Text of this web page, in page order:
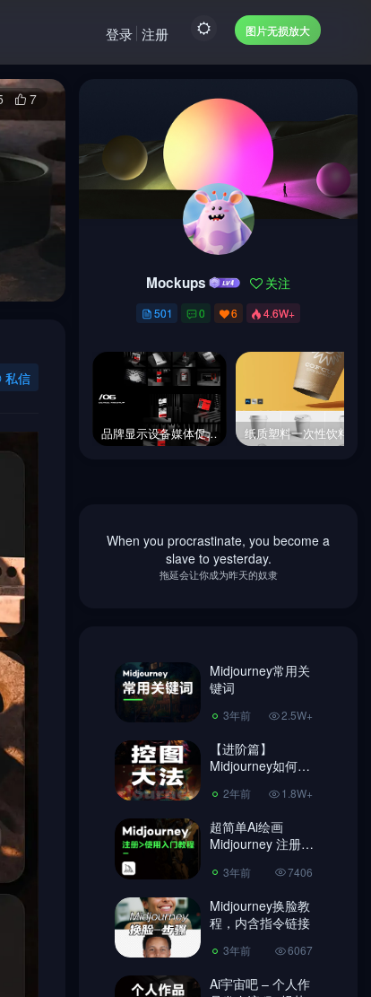
图片无损放大
登录 注册
7
私信
Mockups 关注
501 0 6 4.6W+
品牌显示设备媒体促销文具模型VI展示样机贴图psd设计素材模版Mockup
Midjourney常用关
键词
图，做到收放自
如！2年前 1.8W+
超简单Ai绘画
Midjourney 注册教
程、使用教程!
3年前
Midjourney换脸教
程，内含指令链接
3年前
Ai宇宙吧 – 个人作
品发布流程&规范
【必读】
3年前 5949
3D立体中国龙图案
Midjourney咒语
3年前 5298
Mockups 关注
501 0 6 4.6W+
品牌显示设备媒体促销文具模型VI展示样机贴图psd设计素材模版Mockup
When you procrastinate, you become a
slave to yesterday.
拖延会让你成为昨天的奴隶
Midjourney常用关
键词
3年前 2.5W+
【进阶篇】
Midjourney如何控
如！2年前 1.8W+
超简单Ai绘画
Midjourney 注册教
3年前 7406
Midjourney换脸教
程，内含指令链接
3年前 6067
Ai宇宙吧 – 个人作